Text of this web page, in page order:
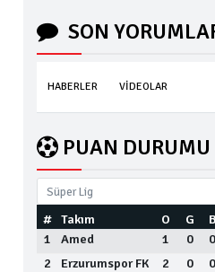
SON
HABERLER VİDEOLAR
PUAN DURUMU
Süper Lig
# Takım O G B
1
Amed 1 0 0
2
Erzurumspor FK 2 0 0